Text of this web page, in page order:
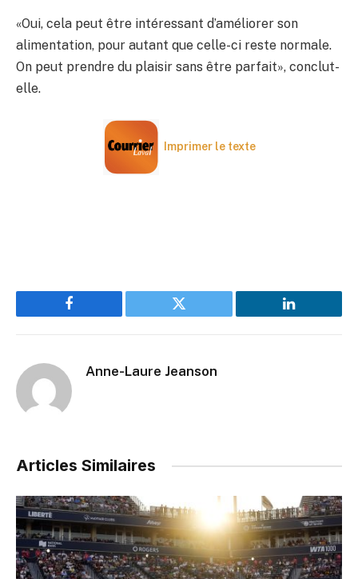
«Oui, cela peut être intéressant d’améliorer son
alimentation, pour autant que celle-ci reste normale.
On peut prendre du plaisir sans être parfait», conclut-
elle.
Imprimer le texte
Facebook Twitter LinkedIn
Anne-Laure Jeanson
Articles Similaires